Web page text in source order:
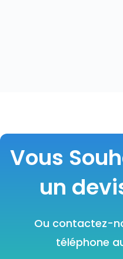
Vous
un
Ou contactez-
téléphone